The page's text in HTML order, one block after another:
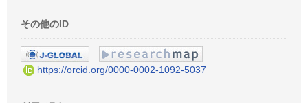
その他のID
https://orcid.org/0000-0002-1092-5037